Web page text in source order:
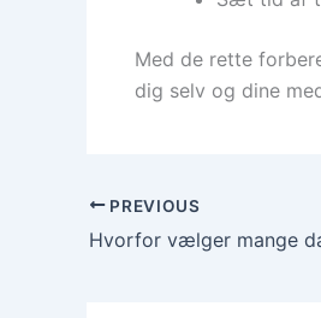
Med de rette
dig selv og dine
PREVIOUS
Hvorfor vælger mange